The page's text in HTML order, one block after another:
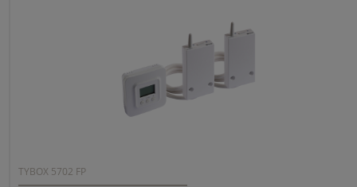
TYBOX 5702 FP